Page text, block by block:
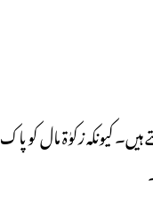
کیونکہ زکوٰۃ مال کو پاک